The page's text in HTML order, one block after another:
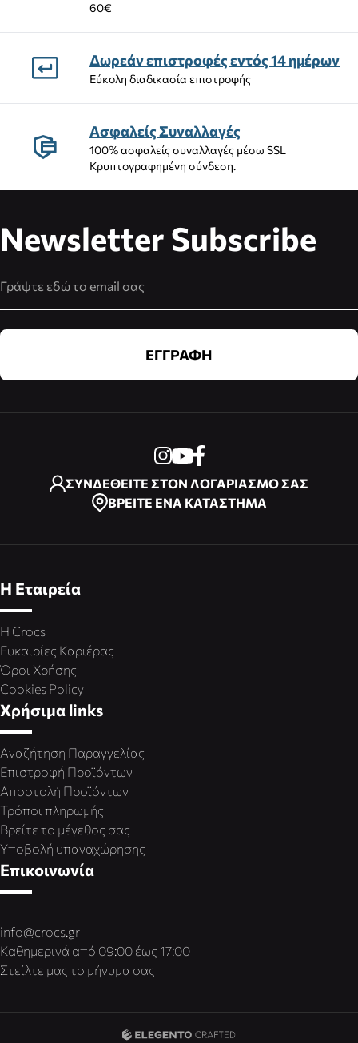
60€
Δωρεάν επιστροφές εντός 14 ημέρων
Εύκολη διαδικασία επιστροφής
Ασφαλείς Συναλλαγές
100% ασφαλείς συναλλαγές μέσω SSL
Κρυπτογραφημένη σύνδεση.
Newsletter Subscribe
ΕΓΓΡΑΦΗ
ΣΥΝΔΕΘΕΙΤΕ ΣΤΟΝ ΛΟΓΑΡΙΑΣΜΟ ΣΑΣ
ΒΡΕΙΤΕ ΕΝΑ ΚΑΤΑΣΤΗΜΑ
Η Εταιρεία
Η Crocs
Ευκαιρίες Καριέρας
Όροι Χρήσης
Cookies Policy
Χρήσιμα links
Αναζήτηση Παραγγελίας
Επιστροφή Προϊόντων
Αποστολή Προϊόντων
Τρόποι πληρωμής
Βρείτε το μέγεθος σας
Υποβολή υπαναχώρησης
Επικοινωνία
info@crocs.gr
Καθημερινά από 09:00 έως 17:00
Στείλτε μας το μήνυμα σας